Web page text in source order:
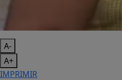
A-
A+
IMPRIMIR